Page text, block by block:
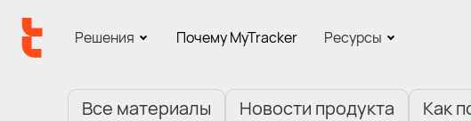
Решения Почему MyTracker Ресурсы
Все материалы Новости продукта Как